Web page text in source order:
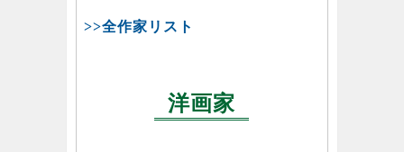
>>全作家リスト
洋画家